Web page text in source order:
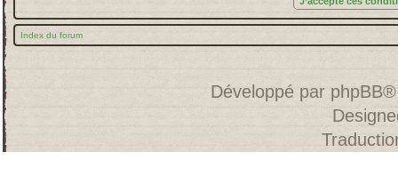
Index du forum
Développé par phpBB®